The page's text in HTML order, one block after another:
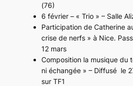
(76)
6 février – « Trio » – Salle
Participation de Catherine
crise de nerfs » à Nice.
12 mars
Composition la musique du
ni échangée » – Diffusé le
sur TF1